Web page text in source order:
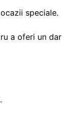
speciale.
a oferi un dar